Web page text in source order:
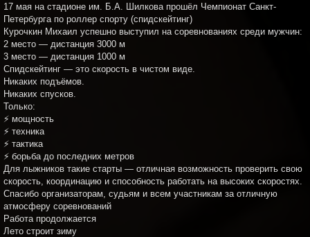
17 мая на стадионе им. Б.А. Шилкова прошёл Чемпионат Санкт-
Петербурга по роллер спорту (спидскейтинг)
Курочкин Михаил успешно выступил на соревнованиях среди мужчин:
2 место — дистанция 3000 м
3 место — дистанция 1000 м
Спидскейтинг — это скорость в чистом виде.
Никаких подъёмов.
Никаких спусков.
Только:
⚡ мощность
⚡ техника
⚡ тактика
⚡ борьба до последних метров
Для лыжников такие старты — отличная возможность проверить свою
скорость, координацию и способность работать на высоких скоростях.
Спасибо организаторам, судьям и всем участникам за отличную
атмосферу соревнований
Работа продолжается
Лето строит зиму